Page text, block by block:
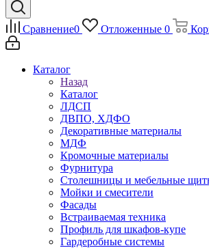
Сравнение0 Отложенные 0
Каталог
Назад
Каталог
ЛДСП
ДВПО, ХДФО
Декоративные материалы
МДФ
Кромочные материалы
Фурнитура
Столешницы и мебельные
Мойки и смесители
Фасады
Встраиваемая техника
Профиль для шкафов-купе
Гардеробные системы